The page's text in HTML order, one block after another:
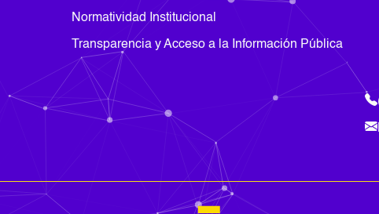
Footer Normatividad
Normatividad Institucional
Transparencia y Acceso a la Información Pública